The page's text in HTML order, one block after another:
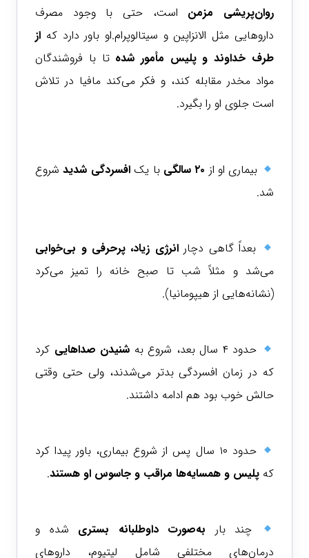
روان‌پریشی مزمن است، حتی با وجود مصرف
داروهایی مثل الانزاپین و سیتالوپرام.او باور دارد که از
طرف خداوند و پلیس مأمور شده تا با فروشندگان
مواد مخدر مقابله کند، و فکر می‌کند مافیا در تلاش
است جلوی او را بگیرد.
بیماری او از ۲۰ سالگی با یکافسردگی شدیدشروع
شد.
بعداً گاهی دچارانرژی زیاد، پرحرفی و بی‌خوابی
می‌شد و مثلاً شب تا صبح خانه را تمیز می‌کرد
(نشانه‌هایی از هیپومانیا).
حدود ۴ سال بعد، شروع به شنیدن صداهایی کرد
که در زمان افسردگی بدتر می‌شدند، ولی حتی وقتی
حالش خوب بود هم ادامه داشتند.
حدود ۱۰ سال پس از شروع بیماری، باور پیدا کرد
کهپلیس و همسایه‌ها مراقب و جاسوس او هستند.
چند بار به‌صورت داوطلبانه بستری شده و
درمان‌های مختلفی شامل لیتیوم، داروهای